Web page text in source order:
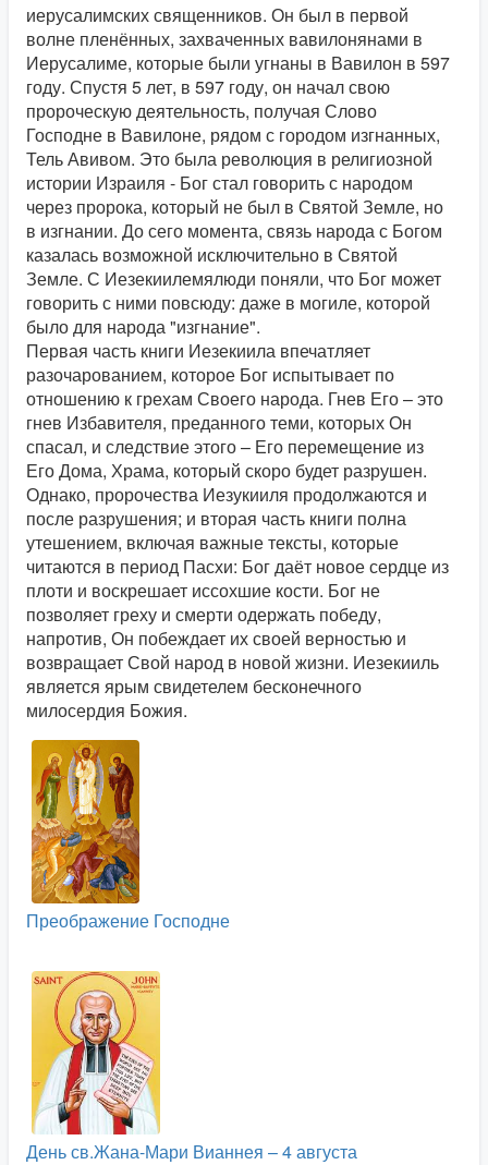
иерусалимских священников. Он был в первой
волне пленённых, захваченных вавилонянами в
Иерусалиме, которые были угнаны в Вавилон в 597
году. Спустя 5 лет, в 597 году, он начал свою
пророческую деятельность, получая Слово
Господне в Вавилоне, рядом с городом изгнанных,
Тель Авивом. Это была революция в религиозной
истории Израиля - Бог стал говорить с народом
через пророка, который не был в Святой Земле, но
в изгнании. До сего момента, связь народа с Богом
казалась возможной исключительно в Святой
Земле. С Иезекиилемялюди поняли, что Бог может
говорить с ними повсюду: даже в могиле, которой
было для народа "изгнание".
Первая часть книги Иезекиила впечатляет
разочарованием, которое Бог испытывает по
отношению к грехам Своего народа. Гнев Его – это
гнев Избавителя, преданного теми, которых Он
спасал, и следствие этого – Его перемещение из
Его Дома, Храма, который скоро будет разрушен.
Однако, пророчества Иезукииля продолжаются и
после разрушения; и вторая часть книги полна
утешением, включая важные тексты, которые
читаются в период Пасхи: Бог даёт новое сердце из
плоти и воскрешает иссохшие кости. Бог не
позволяет греху и смерти одержать победу,
напротив, Он побеждает их своей верностью и
возвращает Свой народ в новой жизни. Иезекииль
является ярым свидетелем бесконечного
милосердия Божия.
Преображение Господне
День св.Жана-Мари Вианнея – 4 августа